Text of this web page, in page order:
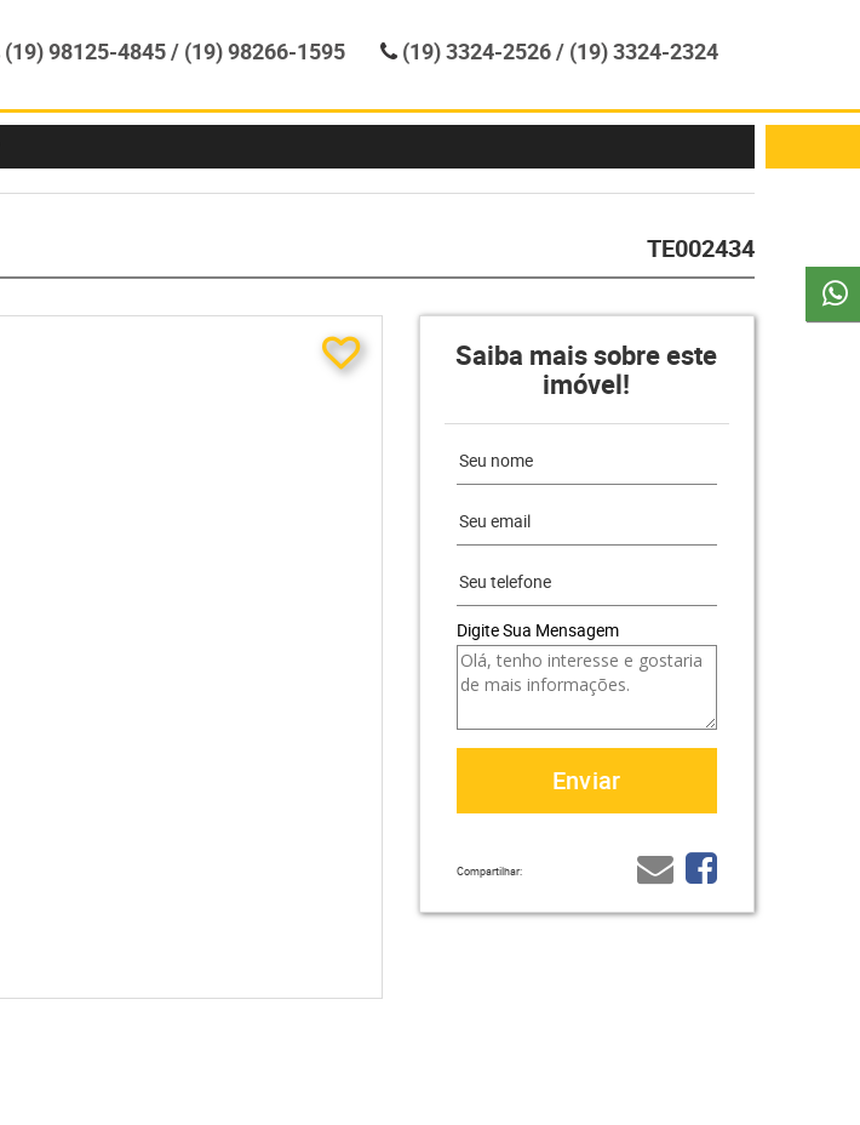
(19) 3324-2526 / (19) 3324-2324
(19) 98125-4845 / (19) 98266-1595
TE002434
Saiba mais sobre este
imóvel!
Digite Sua Mensagem
Compartilhar: